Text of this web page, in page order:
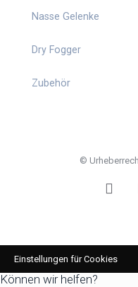
Nasse Gelenke
Dry Fogger
Zubehör
©
Einstellungen für Cookies
Können wir helfen?